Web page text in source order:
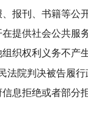
报刊、书籍等公
供社会公共服
权利义务不产
法院判决被告履
拒绝或者部分